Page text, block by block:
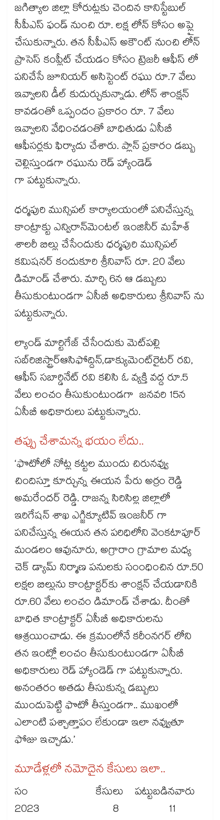
జగిత్యాల జిల్లా కోరుట్లకు చెందిన కానిస్టేబుల్
సీపీఎస్ ఫండ్ నుంచి రూ. లక్ష లోన్ కోసం అప్లై
చేసుకున్నారు. తన సీపీఎస్ అకౌంట్ నుంచి లోన్
ప్రాసెస్ కంప్లీట్ చేయడం కోసం ట్రెజరీ ఆఫీస్ లో
పనిచేసే జూనియర్ అసిస్టెంట్ రఘు రూ.7 వేలు
ఇవ్వాలని డీల్ కుదుర్చుకున్నాడు. లోన్ శాంక్షన్
కావడంతో ఒప్పందం ప్రకారం రూ. 7 వేలు
ఇవ్వాలని వేధించడంతో బాధితుడు ఏసీబీ
ఆఫీసర్లకు ఫిర్యాదు చేశారు. ప్లాన్ ప్రకారం డబ్బు
చెల్లిస్తుండగా రఘును రెడ్ హ్యాండెడ్
గా పట్టుకున్నారు.
ధర్మపురి మున్సిపల్ కార్యాలయంలో పనిచేస్తున్న
కాంట్రాక్టు ఎన్విరాన్‌‌‌‌‌‌‌‌‌‌‌‌‌‌‌‌‌‌‌‌‌‌‌‌‌‌‌‌‌‌‌‌‌‌‌‌‌‌‌‌‌‌‌‌‌‌‌‌‌‌‌‌‌‌‌‌‌‌‌‌‌‌‌‌‌‌‌‌‌‌‌‌‌‌‌‌‌‌‌‌‌‌‌‌‌‌‌‌‌‌‌‌‌‌‌‌‌‌‌‌‌‌‌‌‌‌‌‌‌‌‌‌‌‌‌‌‌‌‌‌‌‌‌‌‌‌‌‌మెంటల్‌‌‌‌‌‌‌‌‌‌‌‌‌‌‌‌‌‌‌‌‌‌‌‌‌‌‌‌‌‌‌‌‌‌‌‌‌‌‌‌‌‌‌‌‌‌‌‌‌‌‌‌‌‌‌‌‌‌‌‌‌‌‌‌‌‌‌‌‌‌‌‌‌‌‌‌‌‌‌‌‌‌‌‌‌‌‌‌‌‌‌‌‌‌‌‌‌‌‌‌‌‌‌‌‌‌‌‌‌‌‌‌‌‌‌‌‌‌‌‌‌‌‌‌‌‌‌‌ ఇంజినీర్‌‌‌‌‌‌‌‌‌‌‌‌‌‌‌‌‌‌‌‌‌‌‌‌‌‌‌‌‌‌‌‌‌‌‌‌‌‌‌‌‌‌‌‌‌‌‌‌‌‌‌‌‌‌‌‌‌‌‌‌‌‌‌‌‌‌‌‌‌‌‌‌‌‌‌‌‌‌‌‌‌‌‌‌‌‌‌‌‌‌‌‌‌‌‌‌‌‌‌‌‌‌‌‌‌‌‌‌‌‌‌‌‌‌‌‌‌‌‌‌‌‌‌‌‌‌‌‌ మహేశ్‌‌‌‌‌‌‌‌‌‌‌‌‌‌‌‌‌‌‌‌‌‌‌‌‌‌‌‌‌‌‌‌‌‌‌‌‌‌‌‌‌‌‌‌‌‌‌‌‌‌‌‌‌‌‌‌‌‌‌‌‌‌‌‌‌‌‌‌‌‌‌‌‌‌‌‌‌‌‌‌‌‌‌‌‌‌‌‌‌‌‌‌‌‌‌‌‌‌‌‌‌‌‌‌‌‌‌‌‌‌‌‌‌‌‌‌‌‌‌‌‌‌‌‌‌‌‌‌
శాలరీ బిల్లు చేసేందుకు ధర్మపురి మున్సిపల్‌‌‌‌‌‌‌‌‌‌‌‌‌‌‌‌‌‌‌‌‌‌‌‌‌‌‌‌‌‌‌‌‌‌‌‌‌‌‌‌‌‌‌‌‌‌‌‌‌‌‌‌‌‌‌‌‌‌‌‌‌‌‌‌‌‌‌‌‌‌‌‌‌‌‌‌‌‌‌‌‌‌‌‌‌‌‌‌‌‌‌‌‌‌‌‌‌‌‌‌‌‌‌‌‌‌‌‌‌‌‌‌‌‌‌‌‌‌‌‌‌‌‌‌‌‌‌‌
కమిషనర్‌‌‌‌‌‌‌‌‌‌‌‌‌‌‌‌‌‌‌‌‌‌‌‌‌‌‌‌‌‌‌‌‌‌‌‌‌‌‌‌‌‌‌‌‌‌‌‌‌‌‌‌‌‌‌‌‌‌‌‌‌‌‌‌‌‌‌‌‌‌‌‌‌‌‌‌‌‌‌‌‌‌‌‌‌‌‌‌‌‌‌‌‌‌‌‌‌‌‌‌‌‌‌‌‌‌‌‌‌‌‌‌‌‌‌‌‌‌‌‌‌‌‌‌‌‌‌‌ కందుకూరి శ్రీనివాస్‌‌‌‌‌‌‌‌‌‌‌‌‌‌‌‌‌‌‌‌‌‌‌‌‌‌‌‌‌‌‌‌‌‌‌‌‌‌‌‌‌‌‌‌‌‌‌‌‌‌‌‌‌‌‌‌‌‌‌‌‌‌‌‌‌‌‌‌‌‌‌‌‌‌‌‌‌‌‌‌‌‌‌‌‌‌‌‌‌‌‌‌‌‌‌‌‌‌‌‌‌‌‌‌‌‌‌‌‌‌‌‌‌‌‌‌‌‌‌‌‌‌‌‌‌‌‌‌ రూ. 20 వేలు
డిమాండ్ చేశారు. మార్చి 6న ఆ డబ్బులు
తీసుకుంటుండగా ఏసీబీ అధికారులు శ్రీనివాస్ ను
పట్టుకున్నారు.
ల్యాండ్‌‌‌‌‌‌‌‌‌‌‌‌‌‌‌‌‌‌‌‌‌‌‌‌‌‌‌‌‌‌‌‌‌‌‌‌‌‌‌‌‌‌‌‌‌‌‌‌‌‌‌‌‌‌‌‌‌‌‌‌‌‌‌‌‌‌‌‌‌‌‌‌‌‌‌‌‌‌‌‌‌‌‌‌‌‌‌‌‌‌‌‌‌‌‌‌‌‌‌‌‌‌‌‌‌‌‌‌‌‌‌‌‌‌‌‌‌‌‌‌‌‌‌‌‌‌‌‌ మార్టిగేజ్‌‌‌‌‌‌‌‌‌‌‌‌‌‌‌‌‌‌‌‌‌‌‌‌‌‌‌‌‌‌‌‌‌‌‌‌‌‌‌‌‌‌‌‌‌‌‌‌‌‌‌‌‌‌‌‌‌‌‌‌‌‌‌‌‌‌‌‌‌‌‌‌‌‌‌‌‌‌‌‌‌‌‌‌‌‌‌‌‌‌‌‌‌‌‌‌‌‌‌‌‌‌‌‌‌‌‌‌‌‌‌‌‌‌‌‌‌‌‌‌‌‌‌‌‌‌‌‌ చేసేందుకు మెట్‌‌‌‌‌‌‌‌‌‌‌‌‌‌‌‌‌‌‌‌‌‌‌‌‌‌‌‌‌‌‌‌‌‌‌‌‌‌‌‌‌‌‌‌‌‌‌‌‌‌‌‌‌‌‌‌‌‌‌‌‌‌‌‌‌‌‌‌‌‌‌‌‌‌‌‌‌‌‌‌‌‌‌‌‌‌‌‌‌‌‌‌‌‌‌‌‌‌‌‌‌‌‌‌‌‌‌‌‌‌‌‌‌‌‌‌‌‌‌‌‌‌‌‌‌‌‌‌పల్లి
సబ్‌‌‌‌‌‌‌‌‌‌‌‌‌‌‌‌‌‌‌‌‌‌‌‌‌‌‌‌‌‌‌‌‌‌‌‌‌‌‌‌‌‌‌‌‌‌‌‌‌‌‌‌‌‌‌‌‌‌‌‌‌‌‌‌‌‌‌‌‌‌‌‌‌‌‌‌‌‌‌‌‌‌‌‌‌‌‌‌‌‌‌‌‌‌‌‌‌‌‌‌‌‌‌‌‌‌‌‌‌‌‌‌‌‌‌‌‌‌‌‌‌‌‌‌‌‌‌‌రిజిస్ట్రార్‌‌‌‌‌‌‌‌‌‌‌‌‌‌‌‌‌‌‌‌‌‌‌‌‌‌‌‌‌‌‌‌‌‌‌‌‌‌‌‌‌‌‌‌‌‌‌‌‌‌‌‌‌‌‌‌‌‌‌‌‌‌‌‌‌‌‌‌‌‌‌‌‌‌‌‌‌‌‌‌‌‌‌‌‌‌‌‌‌‌‌‌‌‌‌‌‌‌‌‌‌‌‌‌‌‌‌‌‌‌‌‌‌‌‌‌‌‌‌‌‌‌‌‌‌‌‌‌ఆసిఫోద్దిన్‌‌‌‌‌‌‌‌‌‌‌‌‌‌‌‌‌‌‌‌‌‌‌‌‌‌‌‌‌‌‌‌‌‌‌‌‌‌‌‌‌‌‌‌‌‌‌‌‌‌‌‌‌‌‌‌‌‌‌‌‌‌‌‌‌‌‌‌‌‌‌‌‌‌‌‌‌‌‌‌‌‌‌‌‌‌‌‌‌‌‌‌‌‌‌‌‌‌‌‌‌‌‌‌‌‌‌‌‌‌‌‌‌‌‌‌‌‌‌‌‌‌‌‌‌‌‌‌,డాక్యుమెంట్‌‌‌‌‌‌‌‌‌‌‌‌‌‌‌‌‌‌‌‌‌‌‌‌‌‌‌‌‌‌‌‌‌‌‌‌‌‌‌‌‌‌‌‌‌‌‌‌‌‌‌‌‌‌‌‌‌‌‌‌‌‌‌‌‌‌‌‌‌‌‌‌‌‌‌‌‌‌‌‌‌‌‌‌‌‌‌‌‌‌‌‌‌‌‌‌‌‌‌‌‌‌‌‌‌‌‌‌‌‌‌‌‌‌‌‌‌‌‌‌‌‌‌‌‌‌‌‌రైటర్‌‌‌‌‌‌‌‌‌‌‌‌‌‌‌‌‌‌‌‌‌‌‌‌‌‌‌‌‌‌‌‌‌‌‌‌‌‌‌‌‌‌‌‌‌‌‌‌‌‌‌‌‌‌‌‌‌‌‌‌‌‌‌‌‌‌‌‌‌‌‌‌‌‌‌‌‌‌‌‌‌‌‌‌‌‌‌‌‌‌‌‌‌‌‌‌‌‌‌‌‌‌‌‌‌‌‌‌‌‌‌‌‌‌‌‌‌‌‌‌‌‌‌‌‌‌‌‌ రవి,
ఆఫీస్‌‌‌‌‌‌‌‌‌‌‌‌‌‌‌‌‌‌‌‌‌‌‌‌‌‌‌‌‌‌‌‌‌‌‌‌‌‌‌‌‌‌‌‌‌‌‌‌‌‌‌‌‌‌‌‌‌‌‌‌‌‌‌‌‌‌‌‌‌‌‌‌‌‌‌‌‌‌‌‌‌‌‌‌‌‌‌‌‌‌‌‌‌‌‌‌‌‌‌‌‌‌‌‌‌‌‌‌‌‌‌‌‌‌‌‌‌‌‌‌‌‌‌‌‌‌‌‌ సబార్డినేట్‌‌‌‌‌‌‌‌‌‌‌‌‌‌‌‌‌‌‌‌‌‌‌‌‌‌‌‌‌‌‌‌‌‌‌‌‌‌‌‌‌‌‌‌‌‌‌‌‌‌‌‌‌‌‌‌‌‌‌‌‌‌‌‌‌‌‌‌‌‌‌‌‌‌‌‌‌‌‌‌‌‌‌‌‌‌‌‌‌‌‌‌‌‌‌‌‌‌‌‌‌‌‌‌‌‌‌‌‌‌‌‌‌‌‌‌‌‌‌‌‌‌‌‌‌‌‌‌ రవి కలిసి ఓ వ్యక్తి వద్ద రూ.5
వేలు లంచం తీసుకుంటుండగా జనవరి 15న
ఏసీబీ అధికారులు పట్టుకున్నారు.
తప్పు చేశామన్న భయం లేదు..
‘ఫొటోలో నోట్ల కట్టల ముందు చిరునవ్వు
చిందిస్తూ కూర్చున్న ఈయన పేరు అర్రం రెడ్డి
అమరేందర్ రెడ్డి. రాజన్న సిరిసిల్ల జిల్లాలో
ఇరిగేషన్ శాఖ ఎగ్జిక్యూటివ్ ఇంజనీర్ గా
పనిచేస్తున్న ఈయన తన పరిధిలోని వెంకటాపూర్
మండలం ఆవునూరు, అగ్రారాం గ్రామాల మధ్య
చెక్ డ్యామ్ నిర్మాణ పనులకు సంంధించిన రూ.50
లక్షల బిల్లును కాంట్రాక్టర్‌‌‌‌‌‌‌‌‌‌‌‌‌‌‌‌‌‌‌‌‌‌‌‌‌‌‌‌‌‌‌‌‌‌‌‌‌‌‌‌‌‌‌‌‌‌‌‌‌‌‌‌‌‌‌‌‌‌‌‌‌‌‌‌‌‌‌‌‌‌‌‌‌‌‌‌‌‌‌‌‌‌‌‌‌‌‌‌‌‌‌‌‌‌‌‌‌‌‌‌‌‌‌‌‌‌‌‌‌‌‌‌‌‌‌‌‌‌‌‌‌‌‌‌‌‌‌‌‌‌‌‌‌‌‌‌‌‌‌‌‌‌‌‌‌‌‌‌‌‌‌‌‌‌‌‌‌‌‌‌‌‌‌‌‌‌‌‌‌‌‌‌‌‌‌‌‌‌‌‌‌‌‌‌‌‌‌‌‌‌‌‌‌‌‌‌‌‌‌‌‌‌‌‌‌‌‌‌‌‌‌‌‌‌‌‌‌‌‌‌‌‌‌‌‌‌‌‌‌‌‌‌‌‌‌‌‌‌‌‌‌‌‌‌‌‌‌‌‌‌‌‌‌‌‌‌కు శాంక్షన్‌‌‌‌‌‌‌‌‌‌‌‌‌‌‌‌‌‌‌‌‌‌‌‌‌‌‌‌‌‌‌‌‌‌‌‌‌‌‌‌‌‌‌‌‌‌‌‌‌‌‌‌‌‌‌‌‌‌‌‌‌‌‌‌‌‌‌‌‌‌‌‌‌‌‌‌‌‌‌‌‌‌‌‌‌‌‌‌‌‌‌‌‌‌‌‌‌‌‌‌‌‌‌‌‌‌‌‌‌‌‌‌‌‌‌‌‌‌‌‌‌‌‌‌‌‌‌‌ చేయడానికి
రూ.60 వేలు లంచం డిమాండ్ చేశాడు. దీంతో
బాధిత కాంట్రాక్టర్ ఏసీబీ అధికారులను
ఆశ్రయించాడు. ఈ క్రమంలోనే కరీంనగర్ లోని
తన ఇంట్లో లంచం తీసుకుంటుండగా ఏసీబీ
అధికారులు రెడ్‌‌‌‌‌‌‌‌‌‌‌‌‌‌‌‌‌‌‌‌‌‌‌‌‌‌‌‌‌‌‌‌‌‌‌‌‌‌‌‌‌‌‌‌‌‌‌‌‌‌‌‌‌‌‌‌‌‌‌‌‌‌‌‌‌‌‌‌‌‌‌‌‌‌‌‌‌‌‌‌‌‌‌‌‌‌‌‌‌‌‌‌‌‌‌‌‌‌‌‌‌‌‌‌‌‌‌‌‌‌‌‌‌‌‌‌‌‌‌‌‌‌‌‌‌‌‌‌ హ్యాండెడ్ గా పట్టుకున్నారు.
అనంతరం అతడు తీసుకున్న డబ్బులు
ముందుపెట్టి ఫొటో తీస్తుండగా.. ముఖంలో
ఎలాంటి పశ్చాత్తాపం లేకుండా ఇలా నవ్వుతూ
ఫోజు ఇచ్చాడు.’
మూడేళ్లలో నమోదైన కేసులు ఇలా..
సం కేసులు పట్టుబడినవారు
2023 8 11